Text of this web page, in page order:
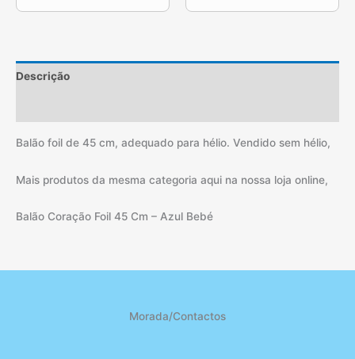
Descrição
Balão foil de 45 cm, adequado para hélio. Vendido sem hélio,
Mais produtos da mesma categoria aqui na nossa loja online,
Balão Coração Foil 45 Cm – Azul Bebé
Morada/Contactos